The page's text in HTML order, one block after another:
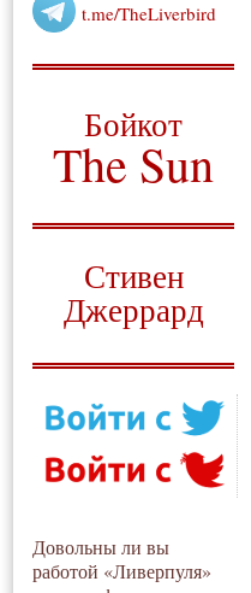
t.me/TheLiverbird
Бойкот
The Sun
Стивен
Джеррард
Довольны ли вы
работой «Ливерпуля»